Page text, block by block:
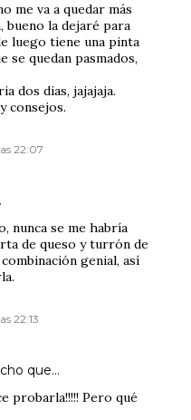
me va a quedar más
bueno la dejaré para
luego tiene una pinta
se quedan pasmados,
dos dias, jajajaja.
consejos.
22:07
nunca se me habría
de queso y turrón de
genial, así
22:13
que…
probarla!!!!! Pero qué